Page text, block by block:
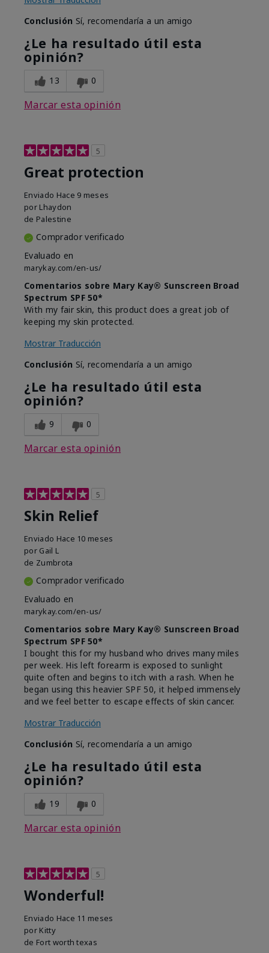
Conclusión Sí, recomendaría a un amigo
¿Le ha resultado útil esta
opinión?
13 0
Marcar esta opinión
5
Great protection
Enviado Hace 9 meses
por Lhaydon
de Palestine
Comprador verificado
Evaluado en
marykay.com/en-us/
Comentarios sobre Mary Kay® Sunscreen Broad
Spectrum SPF 50*
With my fair skin, this product does a great job of
keeping my skin protected.
Mostrar Traducción
Conclusión Sí, recomendaría a un amigo
¿Le ha resultado útil esta
opinión?
9 0
Marcar esta opinión
5
Skin Relief
Enviado Hace 10 meses
por Gail L
de Zumbrota
Comprador verificado
Evaluado en
marykay.com/en-us/
Comentarios sobre Mary Kay® Sunscreen Broad
Spectrum SPF 50*
I bought this for my husband who drives many miles
per week. His left forearm is exposed to sunlight
quite often and begins to itch with a rash. When he
began using this heavier SPF 50, it helped immensely
and we feel better to escape effects of skin cancer.
Mostrar Traducción
Conclusión Sí, recomendaría a un amigo
¿Le ha resultado útil esta
opinión?
19 0
Marcar esta opinión
5
Wonderful!
Enviado Hace 11 meses
por Kitty
de Fort worth texas